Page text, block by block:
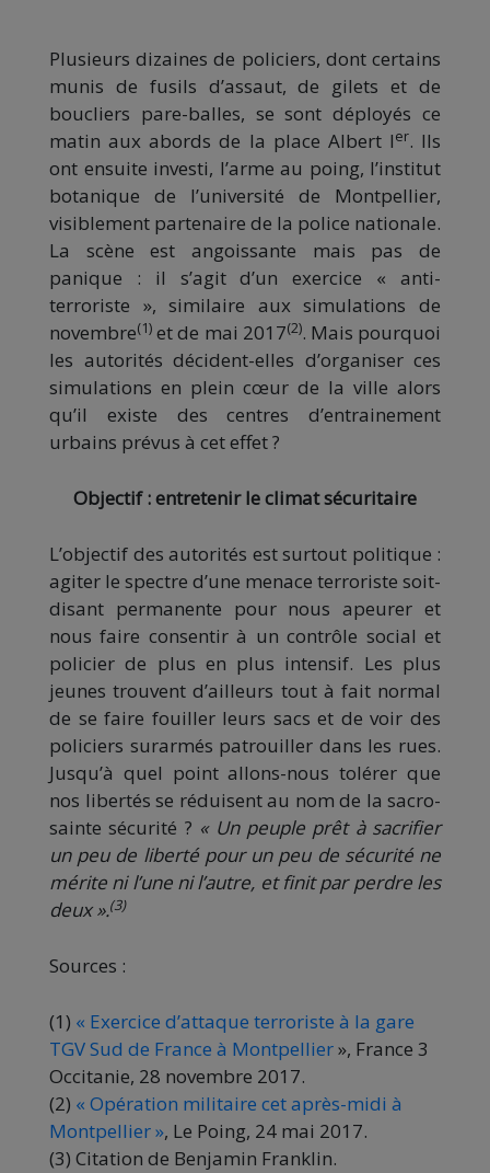
Plusieurs dizaines de policiers, dont certains
munis de fusils d’assaut, de gilets et de
boucliers pare-balles, se sont déployés ce
matin aux abords de la place Albert Ier. Ils
ont ensuite investi, l’arme au poing, l’institut
botanique de l’université de Montpellier,
visiblement partenaire de la police nationale.
La scène est angoissante mais pas de
panique : il s’agit d’un exercice « anti-
terroriste », similaire aux simulations de
novembre(1) et de mai 2017(2). Mais pourquoi
les autorités décident-elles d’organiser ces
simulations en plein cœur de la ville alors
qu’il existe des centres d’entrainement
urbains prévus à cet effet ?
Objectif : entretenir le climat sécuritaire
L’objectif des autorités est surtout politique :
agiter le spectre d’une menace terroriste soit-
disant permanente pour nous apeurer et
nous faire consentir à un contrôle social et
policier de plus en plus intensif. Les plus
jeunes trouvent d’ailleurs tout à fait normal
de se faire fouiller leurs sacs et de voir des
policiers surarmés patrouiller dans les rues.
Jusqu’à quel point allons-nous tolérer que
nos libertés se réduisent au nom de la sacro-
sainte sécurité ? « Un peuple prêt à sacrifier
un peu de liberté pour un peu de sécurité ne
mérite ni l’une ni l’autre, et finit par perdre les
deux ».(3)
Sources :
(1) « Exercice d’attaque terroriste à la gare
TGV Sud de France à Montpellier», France 3
Occitanie, 28 novembre 2017.
(2) « Opération militaire cet après-midi à
Montpellier », Le Poing, 24 mai 2017.
(3) Citation de Benjamin Franklin.